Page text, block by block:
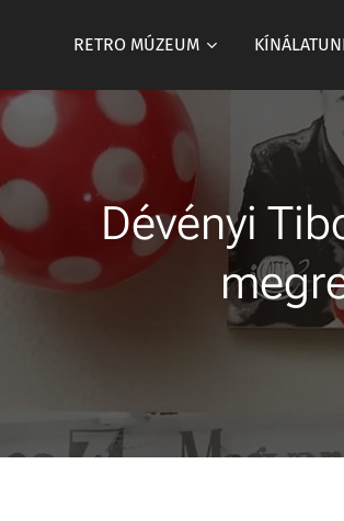
RETRO MÚZEUM
Dévényi